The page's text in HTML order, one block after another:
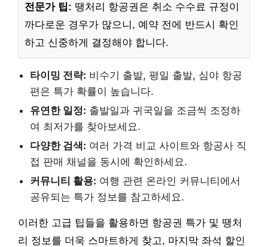
전문가 팁: 땡처리 항공권은 취소 수수료 규정이
까다로운 경우가 많으니, 예약 전에 반드시 확인
하고 신중하게 결정해야 합니다.
타이밍 전략: 비수기 출발, 평일 출발, 심야 항공
편은 특가 확률이 높습니다.
유연한 일정: 출발일과 귀국일을 조금씩 조정하
여 최저가를 찾아보세요.
다양한 검색: 여러 가격 비교 사이트와 항공사 직
접 판매 채널을 동시에 확인하세요.
커뮤니티 활용: 여행 관련 온라인 커뮤니티에서
공유되는 특가 정보를 참고하세요.
이러한 고급 팁들을 활용하면 항공권 특가 및 땡처
리 정보를 더욱 스마트하게 찾고, 마지막 좌석 할인